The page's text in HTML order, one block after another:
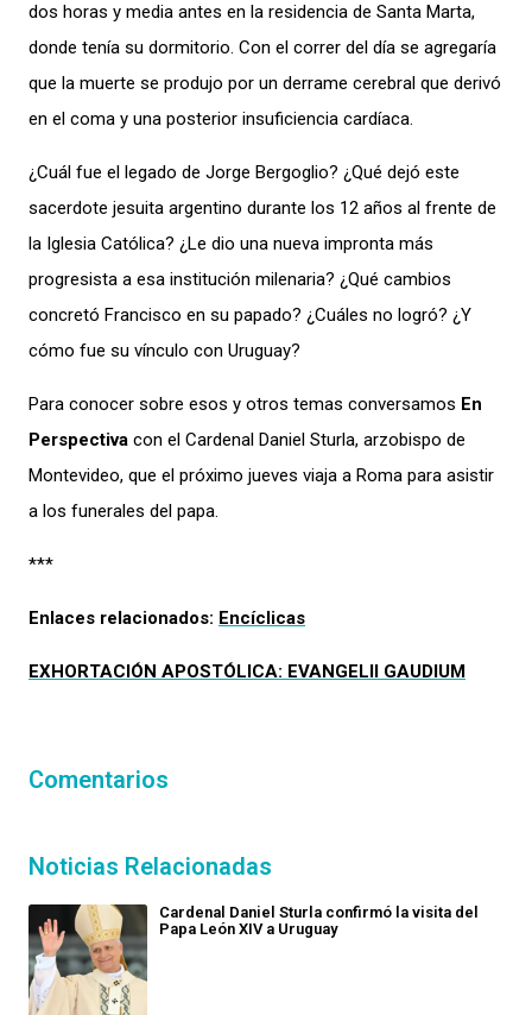
dos horas y media antes en la residencia de Santa Marta,
donde tenía su dormitorio. Con el correr del día se agregaría
que la muerte se produjo por un derrame cerebral que derivó
en el coma y una posterior insuficiencia cardíaca.
¿Cuál fue el legado de Jorge Bergoglio? ¿Qué dejó este
sacerdote jesuita argentino durante los 12 años al frente de
la Iglesia Católica? ¿Le dio una nueva impronta más
progresista a esa institución milenaria? ¿Qué cambios
concretó Francisco en su papado? ¿Cuáles no logró? ¿Y
cómo fue su vínculo con Uruguay?
Para conocer sobre esos y otros temas conversamos En
Perspectiva con el Cardenal Daniel Sturla, arzobispo de
Montevideo, que el próximo jueves viaja a Roma para asistir
a los funerales del papa.
***
Enlaces relacionados: Encíclicas
EXHORTACIÓN APOSTÓLICA: EVANGELII GAUDIUM
Comentarios
Noticias Relacionadas
Cardenal Daniel Sturla confirmó la visita del
Papa León XIV a Uruguay